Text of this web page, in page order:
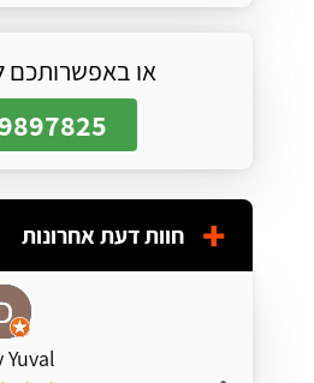
או באפשרותכם
חוות דעת אחרונות
Yuval